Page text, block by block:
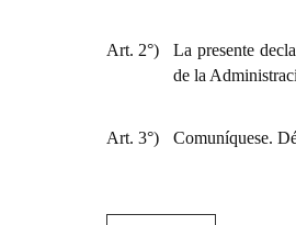
Art. 2°)
La presente
de la
Art. 3°) Comuníquese.